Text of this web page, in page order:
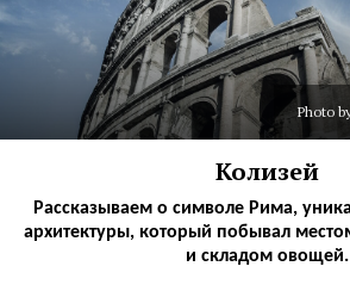
Photo
Колизей
Рассказываем о символе Рима,
архитектуры, который побывал
и складом овощей.